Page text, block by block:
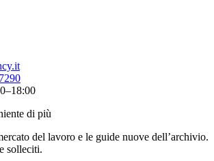
di più
del lavoro e le guide nuove dell’archivio.
solleciti.